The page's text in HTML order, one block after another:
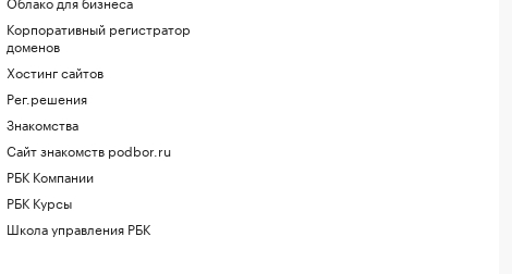
Корпоративный регистратор
доменов
Хостинг сайтов
Рег.решения
Знакомства
Сайт знакомств podbor.ru
РБК Компании
РБК Курсы
Школа управления РБК